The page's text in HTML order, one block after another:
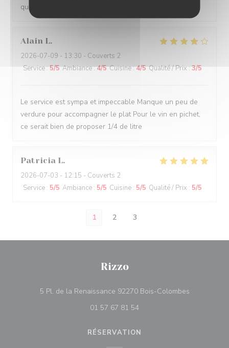
qualité et tout ça dans une ambiance conviviale.
Alain L
2026-07-09 - 13:30 - Couverts 2
Service:5/5 Ambiance:4/5 Cuisine:4/5 Qualité / Prix : 3/5
Le service est sympa et impeccable Manque un peu de
verdure pour accompagner le plat Pour le vin en pichet,
ce serait bien de proposer 1/4 de litre
Patricia L
2026-07-03 - 12:15 - Couverts 2
Service : 5/5 Ambiance : 5/5 Cuisine : 5/5 Qualité / Prix : 5/5
1 2 3
Rizzo
5 Pl. de la Renaissance 92270 Bois-Colombes((ouvre une
01 57 67 81 54
RÉSERVATION